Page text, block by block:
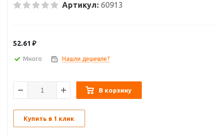
Артикул: 60913
52.61 ₽
Много Нашли дешевле?
В корзину
Купить в 1 клик